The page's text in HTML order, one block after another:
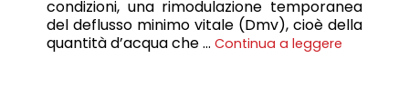
condizioni, una rimodulazione temporanea
del deflusso minimo vitale (Dmv), cioè della
quantità d’acqua che … Continua a leggere